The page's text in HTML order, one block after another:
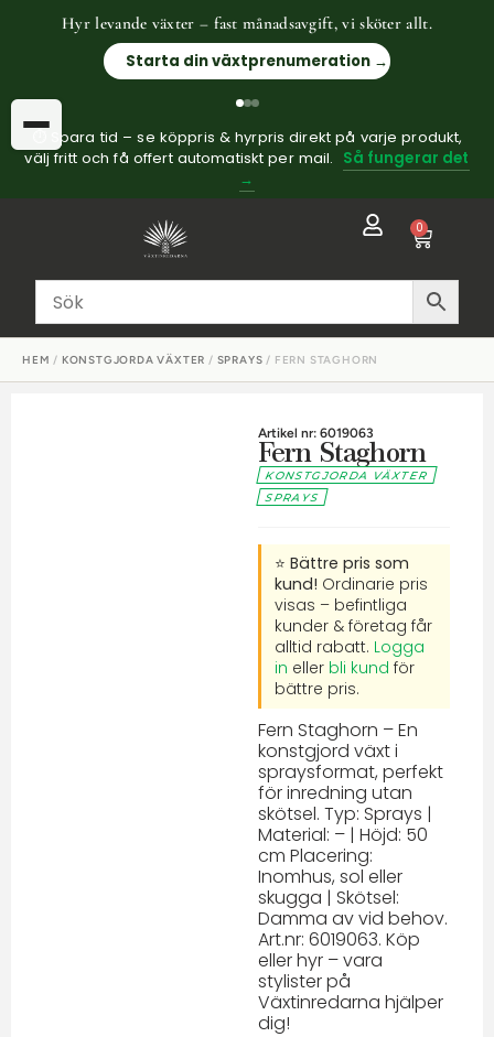
Hyr levande växter – fast månadsavgift, vi sköter allt.
Starta din växtprenumeration →
⏱ Spara tid – se köppris & hyrpris direkt på varje produkt,
välj fritt och få offert automatiskt per mail. Så fungerar det
→
0
HEM / KONSTGJORDA VÄXTER / SPRAYS / FERN STAGHORN
Artikel nr: 6019063
Fern Staghorn
KONSTGJORDA VÄXTER
SPRAYS
⭐ Bättre pris som
kund! Ordinarie pris
visas – befintliga
kunder & företag får
alltid rabatt. Logga
in eller bli kund för
bättre pris.
Fern Staghorn – En
konstgjord växt i
spraysformat, perfekt
för inredning utan
skötsel. Typ: Sprays |
Material: – | Höjd: 50
cm Placering:
Inomhus, sol eller
skugga | Skötsel:
Damma av vid behov.
Art.nr: 6019063. Köp
eller hyr – vara
stylister på
Växtinredarna hjälper
dig!